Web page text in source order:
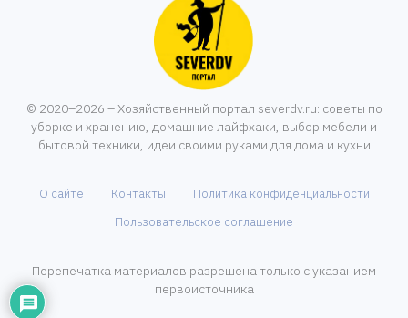
© 2020–2026 – Хозяйственный портал severdv.ru: советы по
уборке и хранению, домашние лайфхаки, выбор мебели и
бытовой техники, идеи своими руками для дома и кухни
О сайте Контакты
Политика конфиденциальности
Пользовательское соглашение
Перепечатка материалов разрешена только с указанием
первоисточника